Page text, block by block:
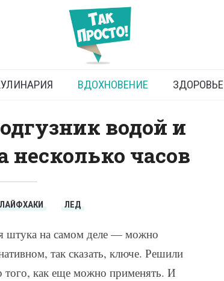
и для чего
замораживать
ВДОХНОВЕНИЕ ЗДОРОВЬЕ
водой и
несколько часов
ЛАЙФХАКИ ЛЕД
штука на самом деле — можно
так сказать, ключе. Решили
того, как еще можно применять. И